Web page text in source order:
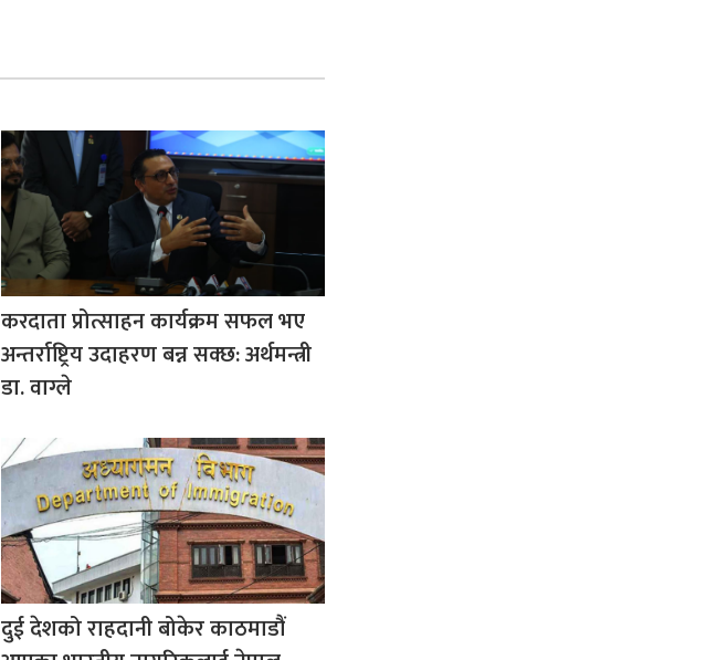
करदाता प्रोत्साहन कार्यक्रम सफल भए
अन्तर्राष्ट्रिय उदाहरण बन्न सक्छ: अर्थमन्त्री
डा. वाग्ले
दुई देशको राहदानी बोकेर काठमाडौं